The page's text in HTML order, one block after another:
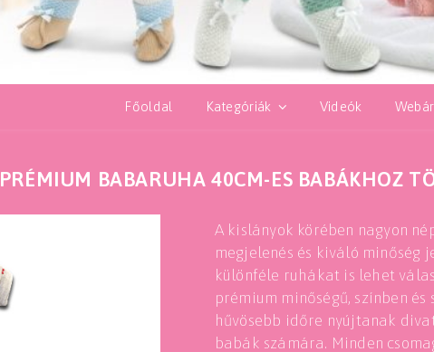
Főoldal Kategóriák Videók
PRÉMIUM BABARUHA 40CM-ES BABÁKHOZ
A kislányok körében nagyon
megjelenés és kiváló minőség
különféle ruhákat is lehet
prémium minőségű, színben
hűvösebb időre nyújtanak
babák számára. Minden